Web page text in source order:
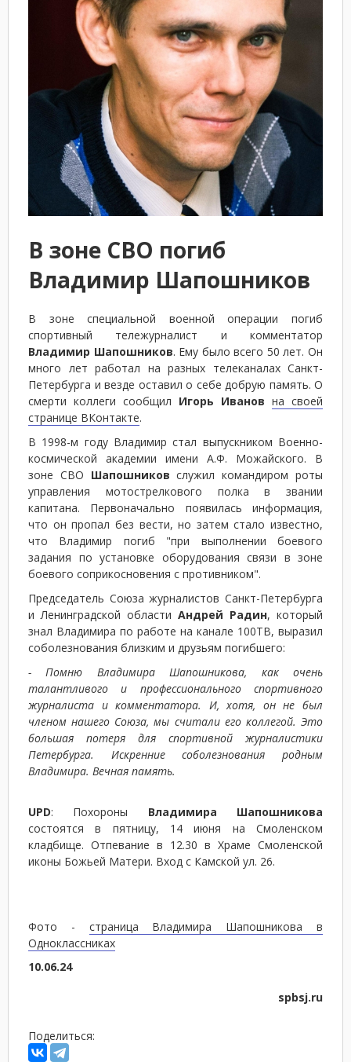
В зоне СВО погиб
Владимир Шапошников
В зоне специальной военной операции погиб
спортивный тележурналист и комментатор
Владимир Шапошников. Ему было всего 50 лет. Он
много лет работал на разных телеканалах Санкт-
Петербурга и везде оставил о себе добрую память. О
смерти коллеги сообщил Игорь Иванов на своей
странице ВКонтакте.
В 1998-м году Владимир стал выпускником Военно-
космической академии имени А.Ф. Можайского. В
зоне СВО Шапошников служил командиром роты
управления мотострелкового полка в звании
капитана. Первоначально появилась информация,
что он пропал без вести, но затем стало известно,
что Владимир погиб "при выполнении боевого
задания по установке оборудования связи в зоне
боевого соприкосновения с противником".
Председатель Союза журналистов Санкт-Петербурга
и Ленинградской области Андрей Радин, который
знал Владимира по работе на канале 100ТВ, выразил
соболезнования близким и друзьям погибшего:
- Помню Владимира Шапошникова, как очень
талантливого и профессионального спортивного
журналиста и комментатора. И, хотя, он не был
членом нашего Союза, мы считали его коллегой. Это
большая потеря для спортивной журналистики
Петербурга. Искренние соболезнования родным
Владимира. Вечная память.
UPD: Похороны Владимира Шапошникова
состоятся в пятницу, 14 июня на Смоленском
кладбище. Отпевание в 12.30 в Храме Смоленской
иконы Божьей Матери. Вход с Камской ул. 26.
Фото - страница Владимира Шапошникова в
Одноклассниках
10.06.24
spbsj.ru
Поделиться: